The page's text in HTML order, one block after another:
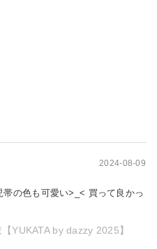
2024-08-09
の色も可愛い>_< 買って良かっ
YUKATA by dazzy 2025】